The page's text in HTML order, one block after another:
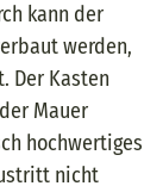
kann der
werden,
Der Kasten
Mauer
hochwertiges
nicht